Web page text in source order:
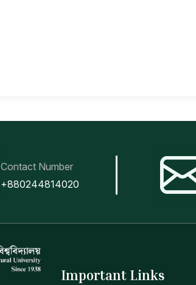
Contact Number
+880244814020
Important Links